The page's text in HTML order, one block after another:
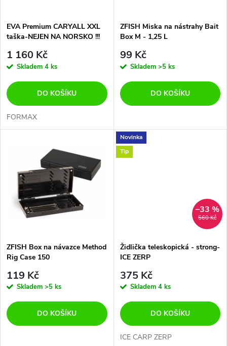
p
r
o
d
u
ů
s
p
r
o
d
EVA Premium CARYALL XXL
taška-NEJEN NA NORSKO !!!
1 160 Kč
Skladem 4 ks
DO KOŠÍKU
FORMAX
ZFISH Miska na nástrahy Bait
Box M - 1,25 L
99 Kč
Skladem >5 ks
DO KOŠÍKU
ZFISH Box na návazce Method
Rig Case 150
119 Kč
Skladem >5 ks
DO KOŠÍKU
Novinka
Tip
560 Kč
–33 %
Židlička teleskopická - strong-
ICE ZERP
375 Kč
Skladem 4 ks
DO KOŠÍKU
ICE CARP ZERP